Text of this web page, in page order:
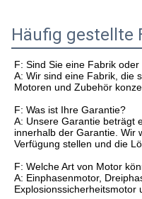
Häufig gestellte
F: Sind Sie eine Fabrik
A: Wir sind eine Fabrik, die
Motoren und Zubehör
F: Was ist Ihre Garantie?
A: Unsere Garantie beträgt
innerhalb der Garantie. Wir
Verfügung stellen und die
F: Welche Art von Motor
A: Einphasenmotor,
Explosionssicherheitsmotor